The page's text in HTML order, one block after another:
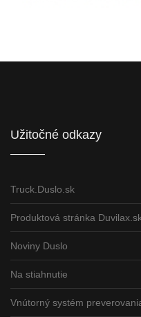
Užitočné odkazy
Truck.Duslo.sk
Produktová stránka
Noviny Duslo
Na stiahnutie
Vnútorný systém